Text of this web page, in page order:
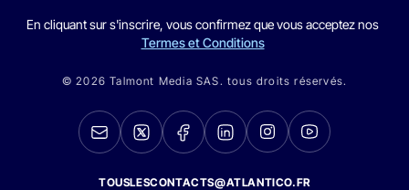
En cliquant sur s'inscrire, vous confirmez que vous acceptez nos
Termes et Conditions
© 2026 Talmont Media SAS. tous droits réservés.
TOUSLESCONTACTS@ATLANTICO.FR